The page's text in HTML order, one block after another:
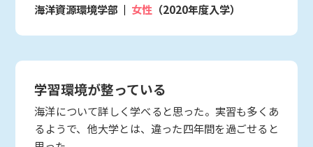
海洋資源環境学部
女性 （2020年度入学）
学習環境が整っている
海洋について詳しく学べると思った。実習も多くあ
るようで、他大学とは、違った四年間を過ごせると